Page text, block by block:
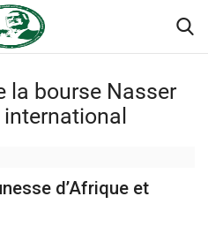
la bourse Nasser
d’Afrique et